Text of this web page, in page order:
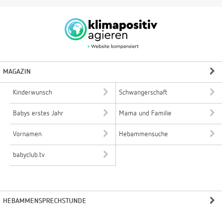
MAGAZIN
Kinderwunsch Schwangerschaft
Babys erstes Jahr Mama und Familie
Vornamen Hebammensuche
babyclub.tv
HEBAMMENSPRECHSTUNDE